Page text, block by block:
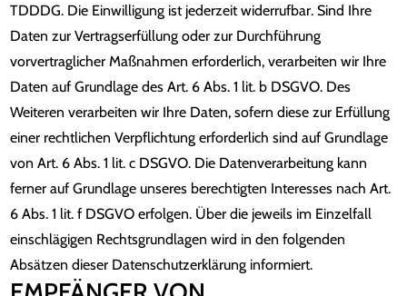
TDDDG. Die Einwilligung ist jederzeit widerrufbar. Sind Ihre
Daten zur Vertragserfüllung oder zur Durchführung
vorvertraglicher Maßnahmen erforderlich, verarbeiten wir Ihre
Daten auf Grundlage des Art. 6 Abs. 1 lit. b DSGVO. Des
Weiteren verarbeiten wir Ihre Daten, sofern diese zur Erfüllung
einer rechtlichen Verpflichtung erforderlich sind auf Grundlage
von Art. 6 Abs. 1 lit. c DSGVO. Die Datenverarbeitung kann
ferner auf Grundlage unseres berechtigten Interesses nach Art.
6 Abs. 1 lit. f DSGVO erfolgen. Über die jeweils im Einzelfall
einschlägigen Rechtsgrundlagen wird in den folgenden
Absätzen dieser Datenschutzerklärung informiert.